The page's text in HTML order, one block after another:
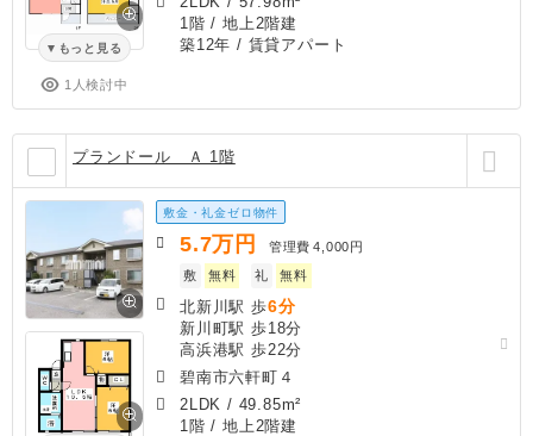
もっと見る
1人検討中
1階 / 地上2階建
築12年 / 賃貸アパート
プランドール Ａ 1階
敷金・礼金ゼロ物件
5.7万円 管理費 4,000円
敷
無料 礼 無料
北新川駅 歩6分
新川町駅 歩18分
高浜港駅 歩22分
碧南市六軒町４
2LDK / 49.85m²
1階 / 地上2階建